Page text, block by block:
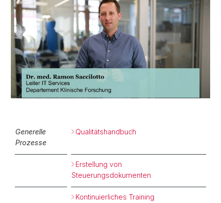
Generelle
Prozesse
Qualitätshandbuch
Erstellung von
Steuerungsdokumenten
Kontinuierliches Training